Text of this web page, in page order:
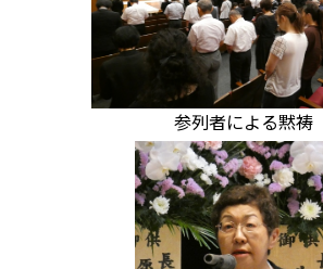
参列者による黙祷